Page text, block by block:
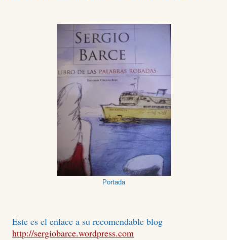
Portada
Este es el enlace a su recomendable blog
http://sergiobarce.wordpress.com